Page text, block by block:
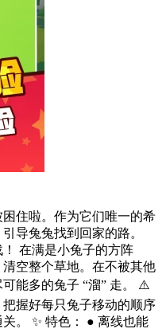
住啦。作为它们唯一的希
导兔兔找到回家的路。
在满是小兔子的方阵
空整个草地。在不被其他
能多的兔子 “溜” 走。 ⚠️
握好每只兔子移动的顺序
。 ✨ 特色： ● 离线也能